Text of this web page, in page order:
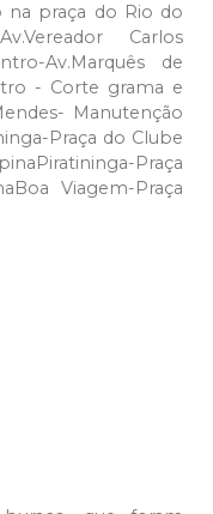
na praça do Rio do
Carlos
Av.Marquês de
- Corte grama e
Manutenção
Praça do Clube
Praça
Viagem-Praça